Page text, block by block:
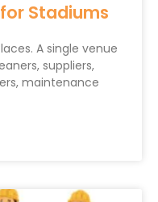
Stadiums
A single venue
suppliers,
maintenance